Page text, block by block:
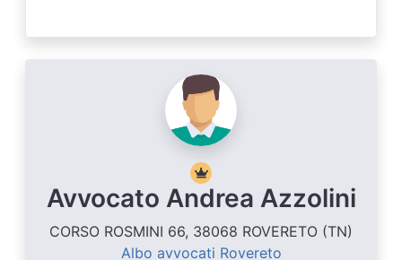
Avvocato Andrea Azzolini
CORSO ROSMINI 66, 38068 ROVERETO (TN)
Albo avvocati Rovereto